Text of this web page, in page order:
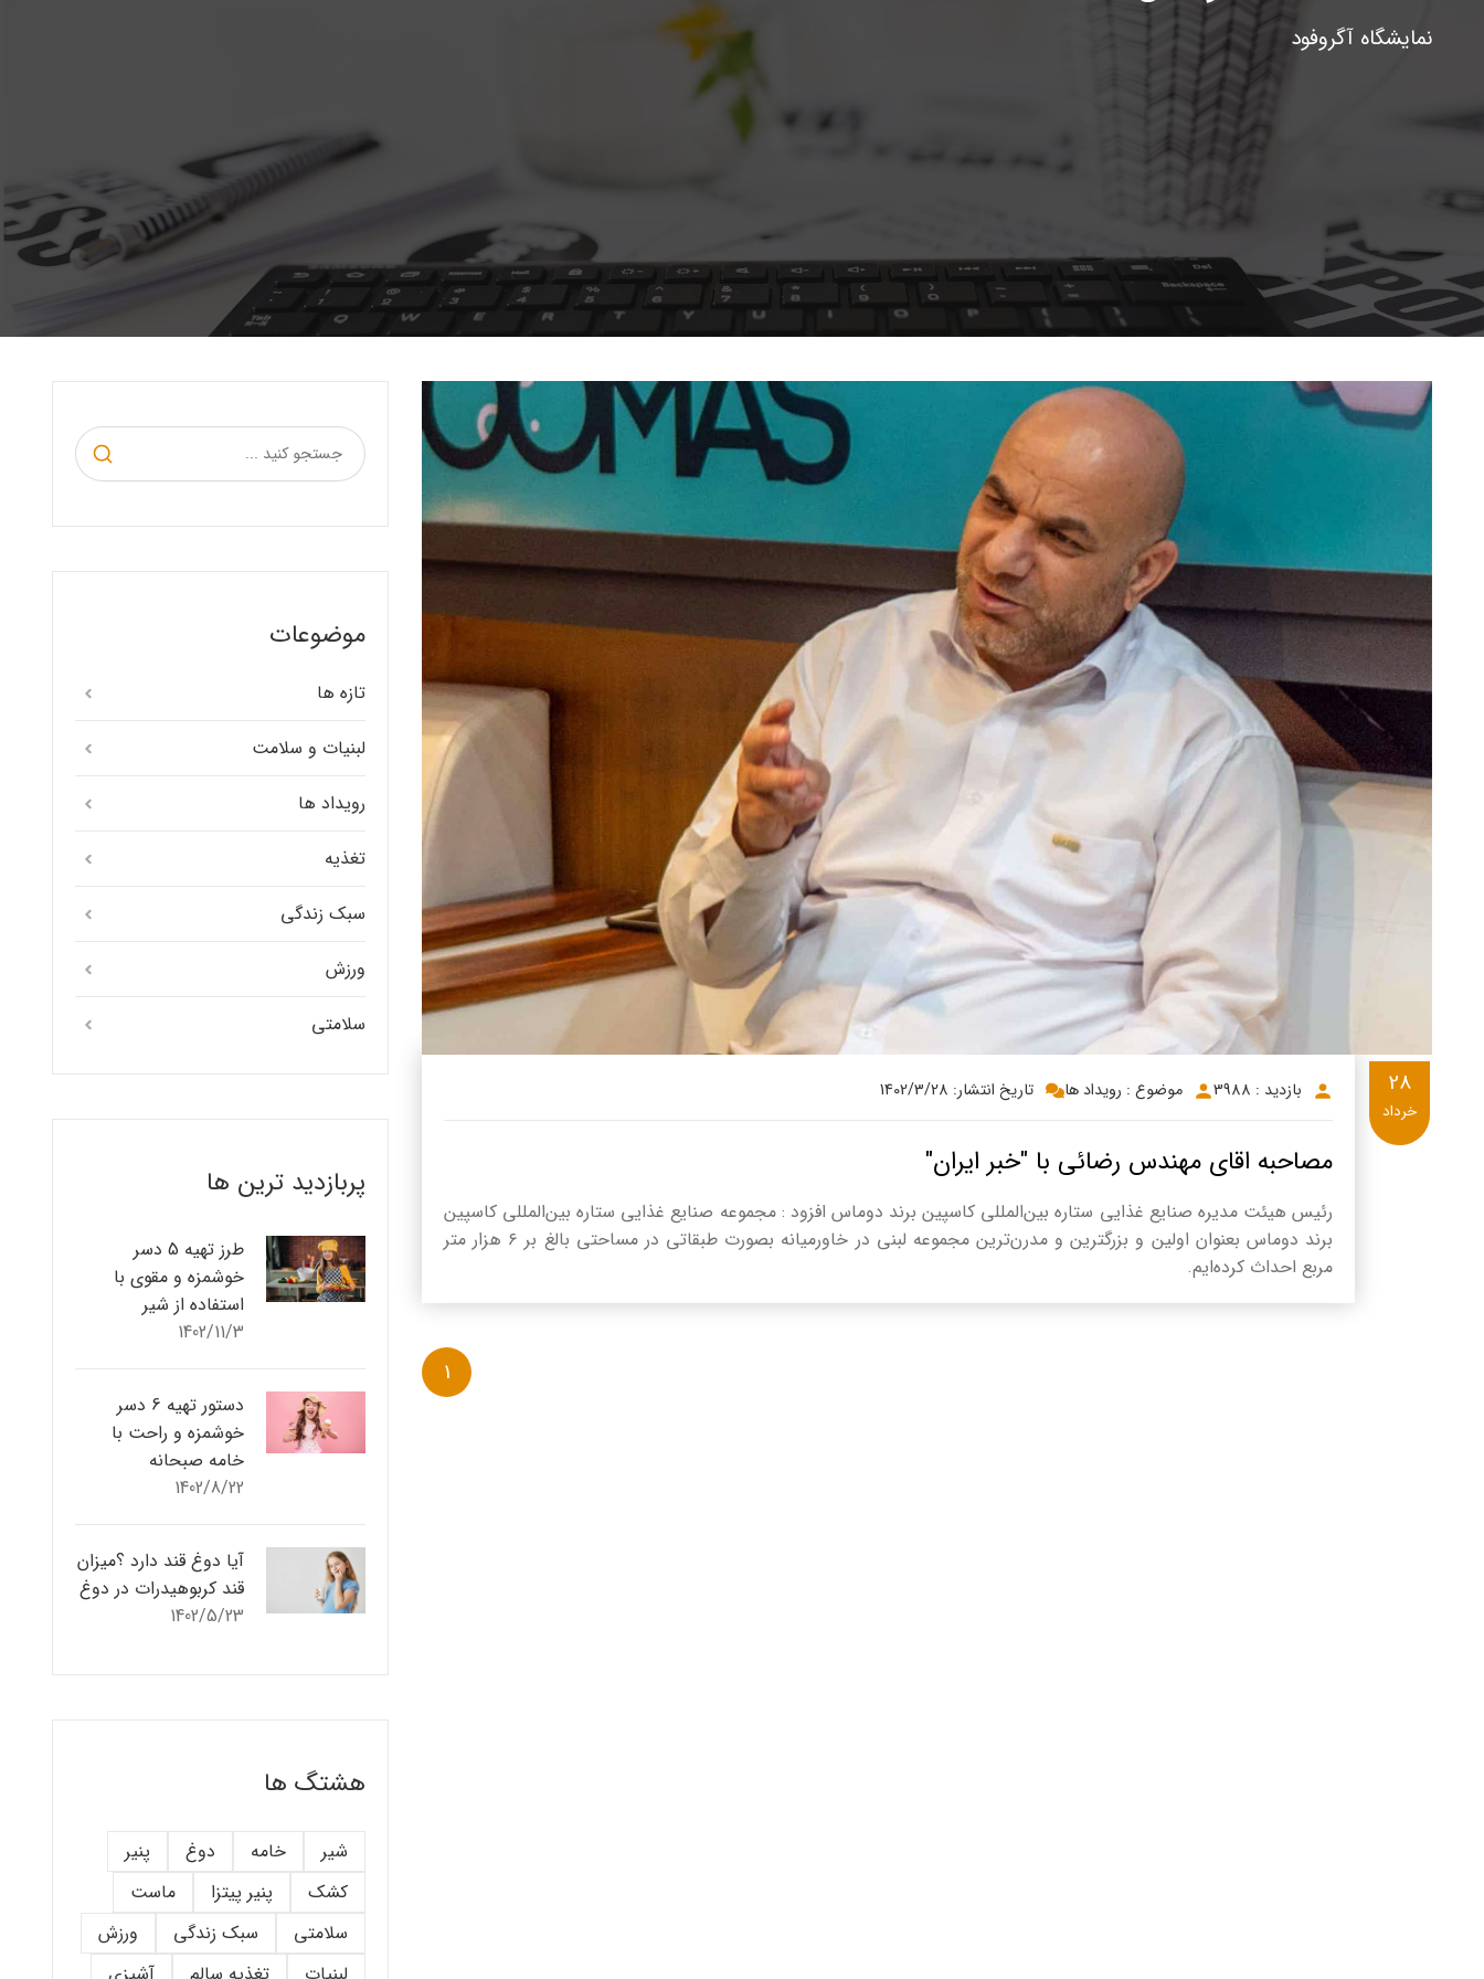
Arabic
Turkish
نمایشگاه آگروفود
بازدید : 3988 موضوع : رویداد ها تاریخ انتشار: 1402/3/28
مصاحبه اقای مهندس رضائی با "خبر ایران"
رئیس هیئت مدیره صنایع غذایی ستاره بین‌المللی کاسپین برند دوماس افزود : مجموعه صنایع غذایی ستاره بین‌المللی کاسپین
برند دوماس بعنوان اولین و بزرگترین و مدرن‌ترین مجموعه لبنی در خاورمیانه بصورت طبقاتی در مساحتی بالغ بر ۶ هزار متر
مربع احداث کرده‌ایم.
28
خرداد
1
موضوعات
تازه ها
لبنیات و سلامت
رویداد ها
تغذیه
سبک زندگی
ورزش
سلامتی
پربازدید ترین ها
طرز تهیه 5 دسر
خوشمزه و مقوی با
استفاده از شیر
1402/11/3
دستور تهیه 6 دسر
خوشمزه و راحت با
خامه صبحانه
1402/8/22
آیا دوغ قند دارد ؟میزان
قند کربوهیدرات در دوغ
1402/5/23
هشتگ ها
شیر خامه دوغ
پنیر
کشک
پنیر پیتزا
ماست
سلامتی
سبک زندگی
ورزش